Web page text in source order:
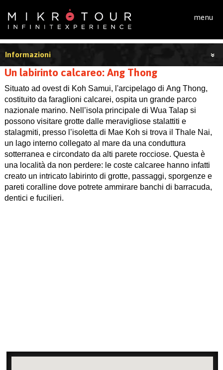
menu
Informazioni
Un labirinto calcareo: Ang Thong
Situato ad ovest di Koh Samui, l'arcipelago di Ang Thong,
costituito da faraglioni calcarei, ospita un grande parco
nazionale marino. Nell’isola principale di Wua Talap si
possono visitare grotte dalle meravigliose stalattiti e
stalagmiti, presso l’isoletta di Mae Koh si trova il Thale Nai,
un lago interno collegato al mare da una conduttura
sotterranea e circondato da alti parete rocciose. Questa è
una località da non perdere: le coste calcaree hanno infatti
creato un intricato labirinto di grotte, passaggi, sporgenze e
pareti coralline dove potrete ammirare banchi di barracuda,
dentici e fucilieri.